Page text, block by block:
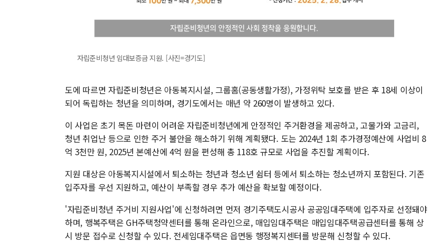
자립준비청년 임대보증금 지원. [사진=경기도]
도에 따르면 자립준비청년은 아동복지시설, 그룹홈(공동생활가정), 가정위탁 보호를 받은 후 18세 이상이
되어 독립하는 청년을 의미하며, 경기도에서는 매년 약 260명이 발생하고 있다.
이 사업은 초기 목돈 마련이 어려운 자립준비청년에게 안정적인 주거환경을 제공하고, 고물가와 고금리,
청년 취업난 등으로 인한 주거 불안을 해소하기 위해 계획됐다. 도는 2024년 1회 추가경정예산에 사업비 8
억 3천만 원, 2025년 본예산에 4억 원을 편성해 총 118호 규모로 사업을 추진할 계획이다.
지원 대상은 아동복지시설에서 퇴소하는 청년과 청소년 쉼터 등에서 퇴소하는 청소년까지 포함된다. 기존
입주자를 우선 지원하고, 예산이 부족할 경우 추가 예산을 확보할 예정이다.
'자립준비청년 주거비 지원사업'에 신청하려면 먼저 경기주택도시공사 공공임대주택에 입주자로 선정돼야
하며, 행복주택은 GH주택청약센터를 통해 온라인으로, 매입임대주택은 매입임대주택공급센터를 통해 상
시 방문 접수로 신청할 수 있다. 전세임대주택은 읍면동 행정복지센터를 방문해 신청할 수 있다.